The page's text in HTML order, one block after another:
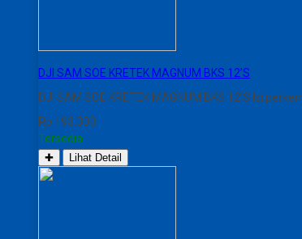
DJI SAM SOE KRETEK MAGNUM BKS 12’S
DJI SAM SOE KRETEK MAGNUM BKS 12’S Isi
Rp 193.300
Tersedia
✚ Lihat Detail